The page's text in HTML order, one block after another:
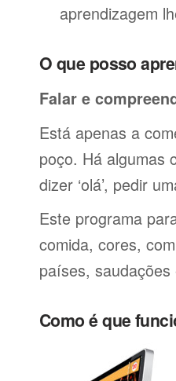
aprendizagem
O que posso
Falar e
Está apenas a
poço. Há algumas
dizer ‘olá’, pedir
Este programa
comida, cores,
países,
Como é que